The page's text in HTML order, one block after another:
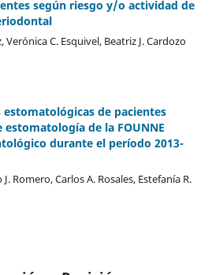
según riesgo y/o actividad de
Verónica C. Esquivel, Beatriz J. Cardozo
estomatológicas de pacientes
de la FOUNNE
durante el período 2013-
Romero, Carlos A. Rosales, Estefanía R.